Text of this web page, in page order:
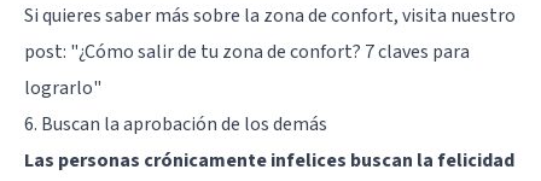
Si quieres saber más sobre la zona de confort, visita nuestro
post: "¿Cómo salir de tu zona de confort? 7 claves para
lograrlo"
6. Buscan la aprobación de los demás
Las personas crónicamente infelices buscan la felicidad